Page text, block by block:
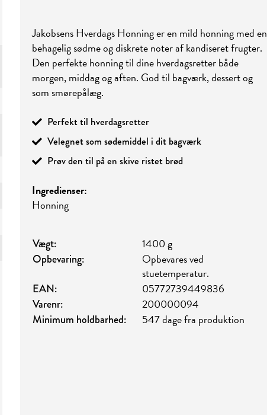
Jakobsens Hverdags Honning er en mild honning med en
behagelig sødme og diskrete noter af kandiseret frugter.
Den perfekte honning til dine hverdagsretter både
morgen, middag og aften. God til bagværk, dessert og
som smørepålæg.
Perfekt til hverdagsretter
Velegnet som sødemiddel i dit bagværk
Prøv den til på en skive ristet brød
Ingredienser:
Honning
Vægt: 1400 g
Opbevaring:
Opbevares ved
stuetemperatur.
EAN: 05772739449836
Varenr: 200000094
Minimum holdbarhed: 547 dage fra produktion